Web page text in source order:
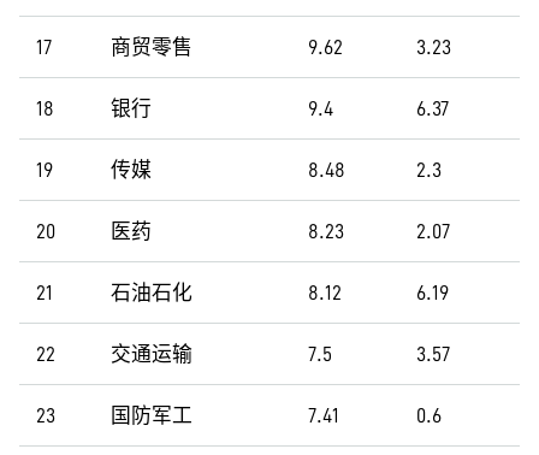
17 商贸零售 9.62 3.23
18 银行 9.4 6.37
19 传媒 8.48 2.3
20 医药 8.23 2.07
21 石油石化 8.12 6.19
22 交通运输 7.5 3.57
23 国防军工 7.41 0.6